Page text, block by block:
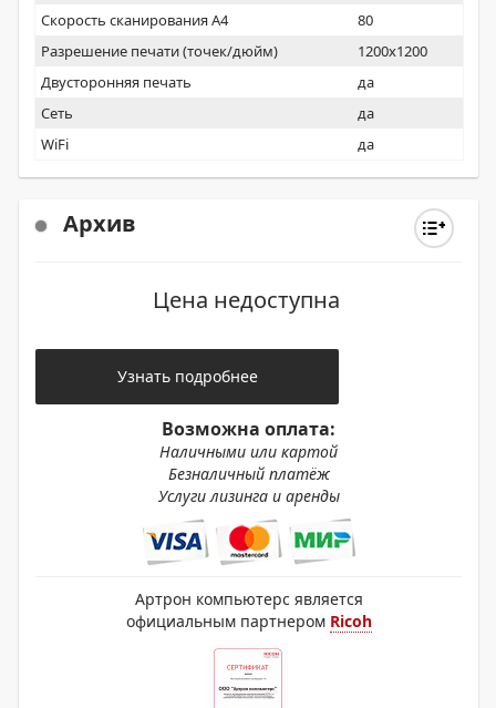
Скорость сканирования А4
80
Разрешение печати (точек/дюйм)
1200x1200
Двусторонняя печать
да
Сеть
да
WiFi
да
Архив
Цена недоступна
Узнать подробнее
Возможна оплата:
Наличными или картой
Безналичный платёж
Услуги лизинга и аренды
Артрон компьютерс является
официальным партнером Ricoh